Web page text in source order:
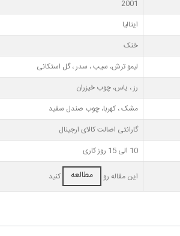
2001
ایتالیا
خنک
لیمو ترش، سیب ، سدر ، گل استکانی
رز ، یاس، چوب خیزران
مشک ، کهربا، چوب صندل سفید
گارانتی اصالت کالای ارجینال
10 الی 15 روز کاری
این مقاله رو مطالعه کنید